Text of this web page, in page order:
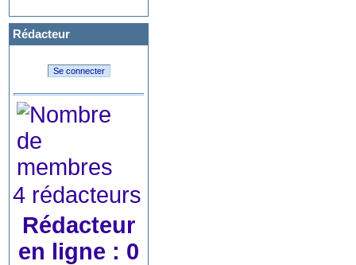
Rédacteur
4 rédacteurs
Rédacteur
en ligne : 0